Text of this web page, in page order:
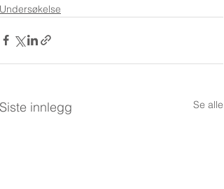
Undersøkelse
Siste innlegg Se alle